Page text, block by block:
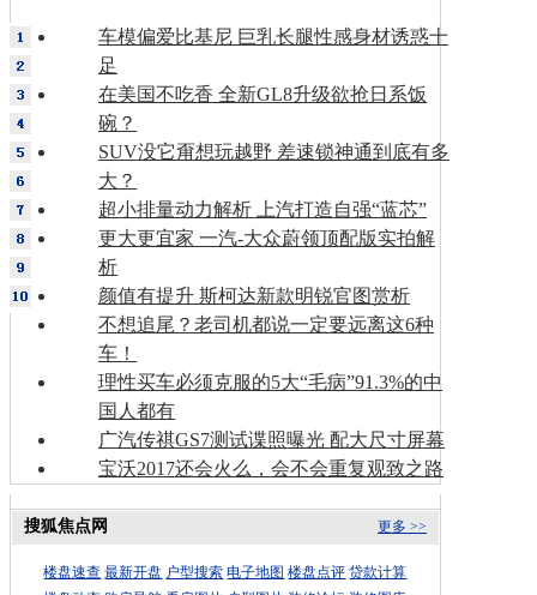
车模偏爱比基尼 巨乳长腿性感身材诱惑十
足
在美国不吃香 全新GL8升级欲抢日系饭
碗？
SUV没它甭想玩越野 差速锁神通到底有多
大？
超小排量动力解析 上汽打造自强“蓝芯”
更大更宜家 一汽-大众蔚领顶配版实拍解
析
颜值有提升 斯柯达新款明锐官图赏析
不想追尾？老司机都说一定要远离这6种
车！
理性买车必须克服的5大“毛病”91.3%的中
国人都有
广汽传祺GS7测试谍照曝光 配大尺寸屏幕
宝沃2017还会火么，会不会重复观致之路
更多 >>
搜狐焦点网
楼盘速查 最新开盘 户型搜索 电子地图 楼盘点评 贷款计算